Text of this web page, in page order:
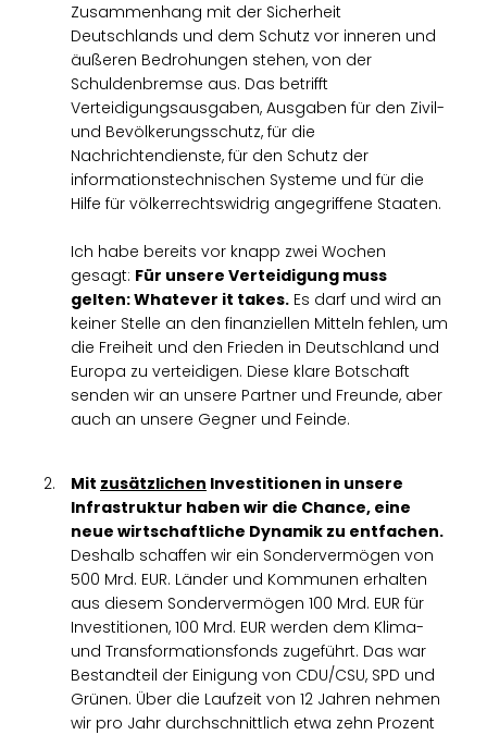
Zusammenhang mit der Sicherheit
Deutschlands und dem Schutz vor inneren und
äußeren Bedrohungen stehen, von der
Schuldenbremse aus. Das betrifft
Verteidigungsausgaben, Ausgaben für den Zivil-
und Bevölkerungsschutz, für die
Nachrichtendienste, für den Schutz der
informationstechnischen Systeme und für die
Hilfe für völkerrechtswidrig angegriffene Staaten.
Ich habe bereits vor knapp zwei Wochen
gesagt: Für unsere Verteidigung muss
gelten: Whatever it takes. Es darf und wird an
keiner Stelle an den finanziellen Mitteln fehlen, um
die Freiheit und den Frieden in Deutschland und
Europa zu verteidigen. Diese klare Botschaft
senden wir an unsere Partner und Freunde, aber
auch an unsere Gegner und Feinde.
Mit zusätzlichen Investitionen in unsere
Infrastruktur haben wir die Chance, eine
neue wirtschaftliche Dynamik zu entfachen.
Deshalb schaffen wir ein Sondervermögen von
500 Mrd. EUR. Länder und Kommunen erhalten
aus diesem Sondervermögen 100 Mrd. EUR für
Investitionen, 100 Mrd. EUR werden dem Klima-
und Transformationsfonds zugeführt. Das war
Bestandteil der Einigung von CDU/CSU, SPD und
Grünen. Über die Laufzeit von 12 Jahren nehmen
wir pro Jahr durchschnittlich etwa zehn Prozent